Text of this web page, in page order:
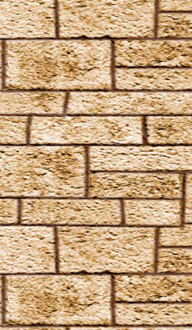
Melofors
Mimblewimble
Morsmordre
Mucus ad Nauseam
Mutatio Skullus
Obliviate
Obscuro
Oppugno
Orbis
Oscausi
Petrificus Totalus
Pfefferatem
Piertotum Locomotor
Prior Incantato
Priori Incantatem
Reductio
Reducto
Rictusempra
Schluck Schnecken
Sectumsempra
Serpensortia
Silencio
Stupor
Tarantallegra
Transmutations-Tortur
Ventus
Verdimillious
Wabbelbein-Fluch